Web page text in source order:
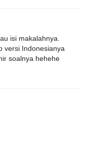
isi makalahnya.
versi Indonesianya
soalnya hehehe